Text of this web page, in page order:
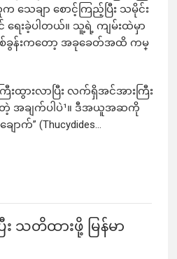
ေချာ စောင့်ကြည့်ပြီး သမိုင်း
ရေးခဲ့ပါတယ်။ ​သူ့ရဲ့ ကျမ်းထဲမှာ
စ်ခွန်းကတော့ အခုခေတ်အထိ ကမ္
းထွားလာပြီး လက်ရှိအင်အားကြီး
တဲ့ အချက်ပါပဲ¹။ ဒီအယူအဆကို
ာက်” (Thucydides…
သတိထားဖို့ မြန်မာ